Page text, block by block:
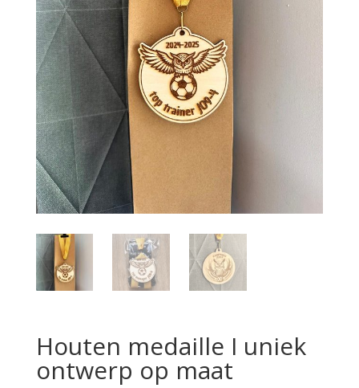
Houten medaille I uniek
ontwerp op maat